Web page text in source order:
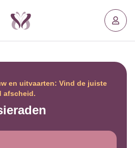
en uitvaarten: Vind de juiste
afscheid.